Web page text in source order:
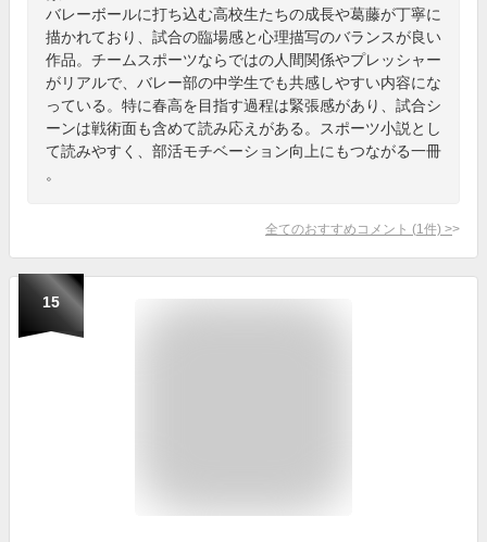
バレーボールに打ち込む高校生たちの成長や葛藤が丁寧に
描かれており、試合の臨場感と心理描写のバランスが良い
作品。チームスポーツならではの人間関係やプレッシャー
がリアルで、バレー部の中学生でも共感しやすい内容にな
っている。特に春高を目指す過程は緊張感があり、試合シ
ーンは戦術面も含めて読み応えがある。スポーツ小説とし
て読みやすく、部活モチベーション向上にもつながる一冊
。
全てのおすすめコメント (1 件) >
15